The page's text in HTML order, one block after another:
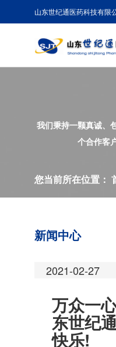
山东世纪通医药科技有限
我们秉持一颗真诚、
个合作客
您当前所在位置：
新闻中心
2021-02-27
万众一
东世纪
快乐!